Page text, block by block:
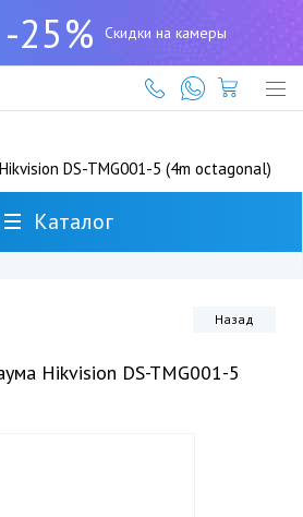
-25% Скидки на камеры
(727)
317-
61-
61
DS-TMG001-5 (4m octagonal)
Каталог
Назад
Hikvision DS-TMG001-5